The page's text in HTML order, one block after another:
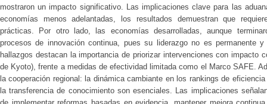
mostraron un impacto significativo. Las implicaciones clave para las
economías menos adelantadas, los resultados demuestran que
prácticas. Por otro lado, las economías desarrolladas, aunque
procesos de innovación continua, pues su liderazgo no es permanente
hallazgos destacan la importancia de priorizar intervenciones con impacto
de Kyoto), frente a medidas de efectividad limitada como el Marco SAFE.
la cooperación regional: la dinámica cambiante en los rankings de
la transferencia de conocimiento son esenciales. Las implicaciones